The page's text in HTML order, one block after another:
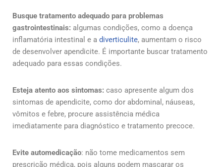
Busque tratamento adequado para problemas
gastrointestinais: algumas condições, como a doença
inflamatória intestinal e a diverticulite, aumentam o risco
de desenvolver apendicite. É importante buscar tratamento
adequado para essas condições.
Esteja atento aos sintomas: caso apresente algum dos
sintomas de apendicite, como dor abdominal, náuseas,
vômitos e febre, procure assistência médica
imediatamente para diagnóstico e tratamento precoce.
Evite automedicação: não tome medicamentos sem
prescrição médica, pois alguns podem mascarar os